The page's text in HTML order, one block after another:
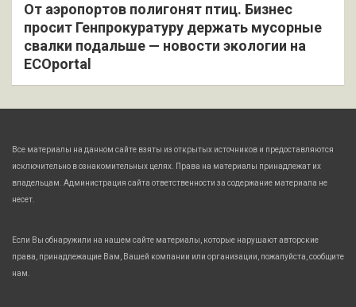
От аэропортов полигонят птиц. Бизнес
просит Генпрокуратуру держать мусорные
свалки подальше — новости экологии на
ECOportal
Все материалы на данном сайте взяты из открытых источников и предоставляются
исключительно в ознакомительных целях. Права на материалы принадлежат их
владельцам. Администрация сайта ответственности за содержание материала не
несет.
Если Вы обнаружили на нашем сайте материалы, которые нарушают авторские
права, принадлежащие Вам, Вашей компании или организации, пожалуйста, сообщите
нам.